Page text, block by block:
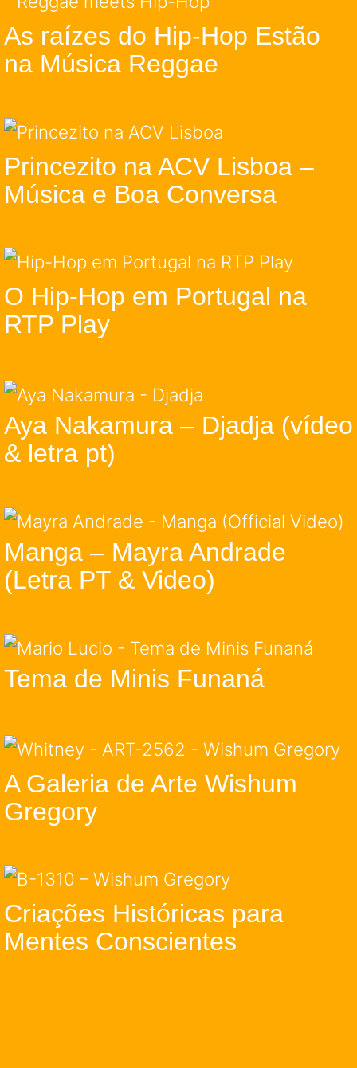
As raízes do Hip-Hop Estão
na Música Reggae
Princezito na ACV Lisboa –
Música e Boa Conversa
O Hip-Hop em Portugal na
RTP Play
Aya Nakamura – Djadja (vídeo
& letra pt)
Manga – Mayra Andrade
(Letra PT & Video)
Tema de Minis Funaná
A Galeria de Arte Wishum
Gregory
Criações Históricas para
Mentes Conscientes